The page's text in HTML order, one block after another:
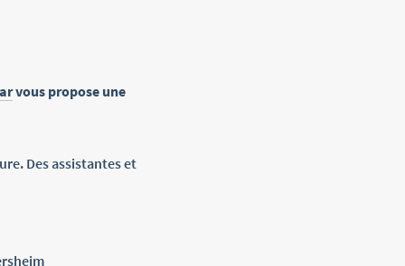
vous propose une
Des assistantes et